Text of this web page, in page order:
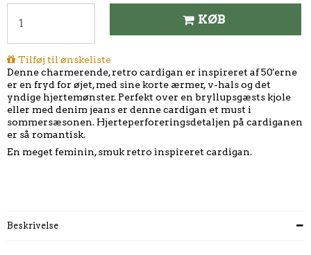
KØB
Tilføj til ønskeliste
Denne charmerende, retro cardigan er inspireret af 50'erne
er en fryd for øjet, med sine korte ærmer, v-hals og det
yndige hjertemønster. Perfekt over en bryllupsgæsts kjole
eller med denim jeans er denne cardigan et must i
sommersæsonen. Hjerteperforeringsdetaljen på cardiganen
er så romantisk.
En meget feminin, smuk retro inspireret cardigan.
Beskrivelse